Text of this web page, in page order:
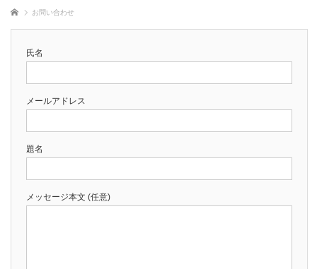
ホーム お問い合わせ
氏名
メールアドレス
題名
メッセージ本文 (任意)